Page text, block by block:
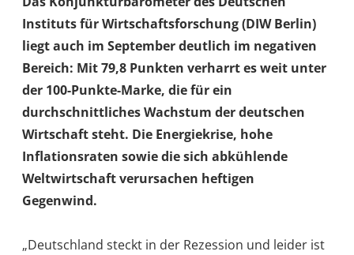
Instituts für Wirtschaftsforschung (DIW Berlin)
liegt auch im September deutlich im negativen
Bereich: Mit 79,8 Punkten verharrt es weit unter
der 100-Punkte-Marke, die für ein
durchschnittliches Wachstum der deutschen
Wirtschaft steht. Die Energiekrise, hohe
Inflationsraten sowie die sich abkühlende
Weltwirtschaft verursachen heftigen
Gegenwind.
„Deutschland steckt in der Rezession und leider ist